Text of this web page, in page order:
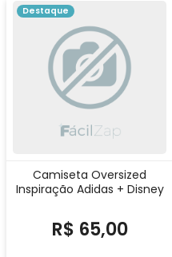
Destaque
Camiseta Oversized
Inspiração Adidas + Disney
R$ 65,00